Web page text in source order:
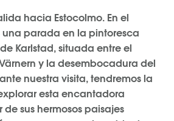
hacia Estocolmo. En el
parada en la pintoresca
Karlstad, situada entre el
y la desembocadura del
nuestra visita, tendremos la
esta encantadora
sus hermosos paisajes